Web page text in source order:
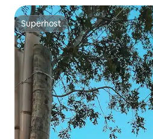
Superhost
Superhost